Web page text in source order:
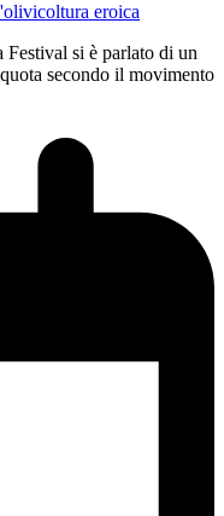
eroica
si è parlato di un
secondo il movimento